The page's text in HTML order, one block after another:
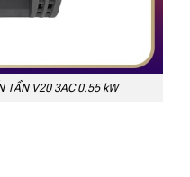
TẦN V20 3AC 0.55 kW